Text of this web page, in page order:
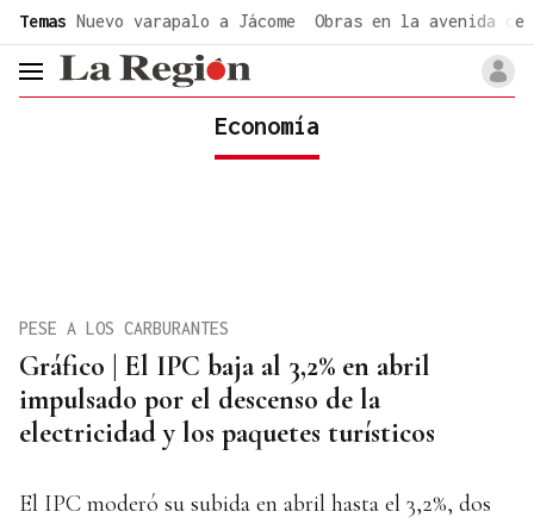
Temas Nuevo varapalo a Jácome Obras en la avenida de
header.menu.open
Economía
Gráfico | El IPC baja al 3,2% en abril
impulsado por el descenso de la
electricidad y los paquetes turísticos
PESE A LOS CARBURANTES
El IPC moderó su subida en abril hasta el 3,2%, dos